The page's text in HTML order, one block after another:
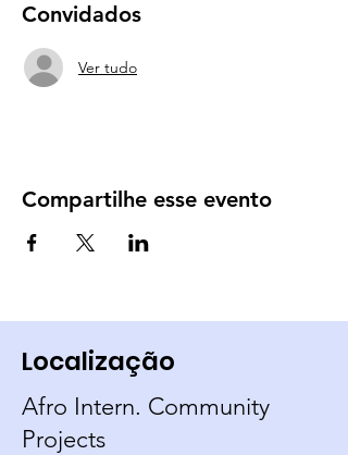
Convidados
Ver tudo
Compartilhe esse evento
Localização
Afro Intern. Community
Projects